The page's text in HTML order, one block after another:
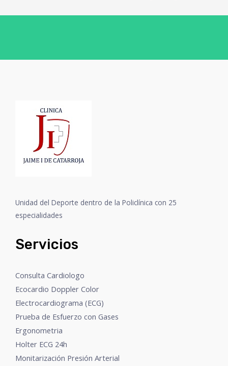
Unidad del Deporte dentro de la Policlínica con 25
especialidades
Servicios
Consulta Cardiologo
Ecocardio Doppler Color
Electrocardiograma (ECG)
Prueba de Esfuerzo con Gases
Ergonometria
Holter ECG 24h
Monitarización Presión Arterial